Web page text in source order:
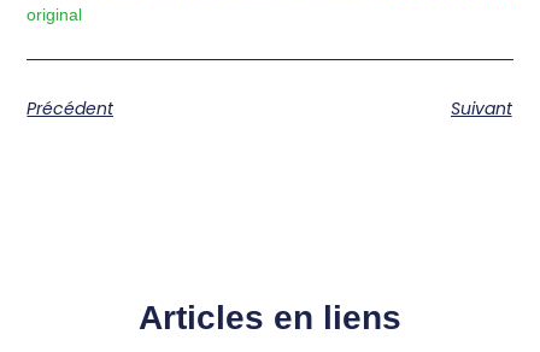
original
Précédent Suivant
Articles en liens